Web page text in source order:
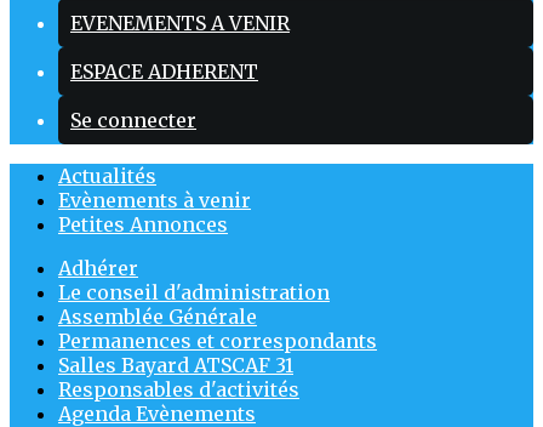
EVENEMENTS A VENIR
ESPACE ADHERENT
Se connecter
Actualités
Evènements à venir
Petites Annonces
Adhérer
Le conseil d'administration
Assemblée Générale
Permanences et correspondants
Salles Bayard ATSCAF 31
Responsables d'activités
Agenda Evènements